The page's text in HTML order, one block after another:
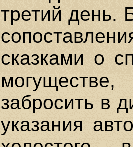
третий день.
сказками о
забросить в
указания